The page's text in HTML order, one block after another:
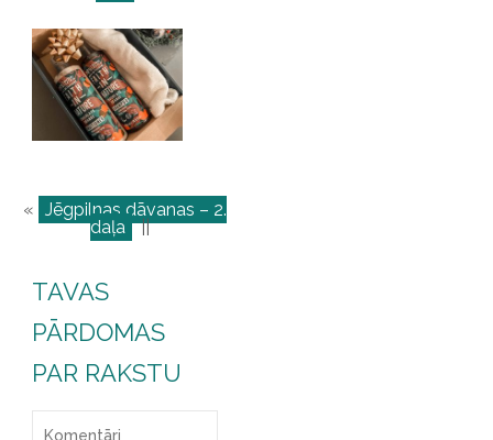
« Jēgpilnas dāvanas – 2.
daļa ||
TAVAS
PĀRDOMAS
PAR RAKSTU